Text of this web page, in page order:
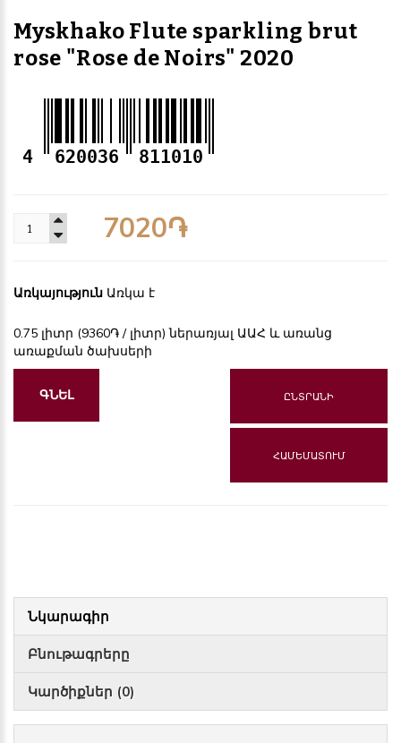
Myskhako Flute sparkling brut
rose "Rose de Noirs" 2020
4 620036 811010
7020֏
Առկայություն Առկա է
0.75 լիտր (9360֏ / լիտր) ներառյալ ԱԱՀ և առանց
առաքման ծախսերի
ԳՆԵԼ ԸՆՏՐԱՆԻ
ՀԱՄԵՄԱՏՈՒՄ
Նկարագիր
Բնութագրերը
Կարծիքներ (0)